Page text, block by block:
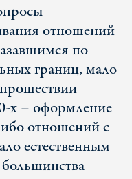
отношений
по
границ, мало
х – оформление
отношений с
естественным